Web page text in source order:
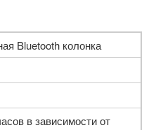
Bluetooth колонка
в зависимости от